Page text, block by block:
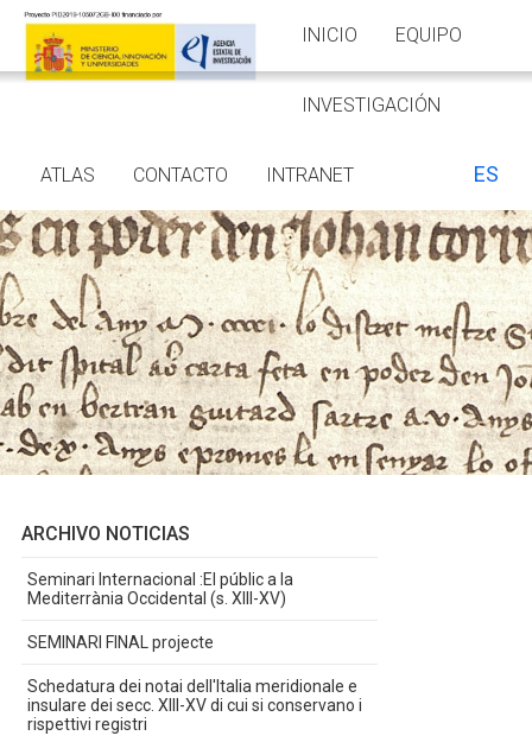
INICIO EQUIPO
INVESTIGACIÓN
ATLAS CONTACTO INTRANET ES
ARCHIVO NOTICIAS
Seminari Internacional :El públic a la
Mediterrània Occidental (s. XIII-XV)
SEMINARI FINAL projecte
Schedatura dei notai dell'Italia meridionale e
insulare dei secc. XIII-XV di cui si conservano i
rispettivi registri